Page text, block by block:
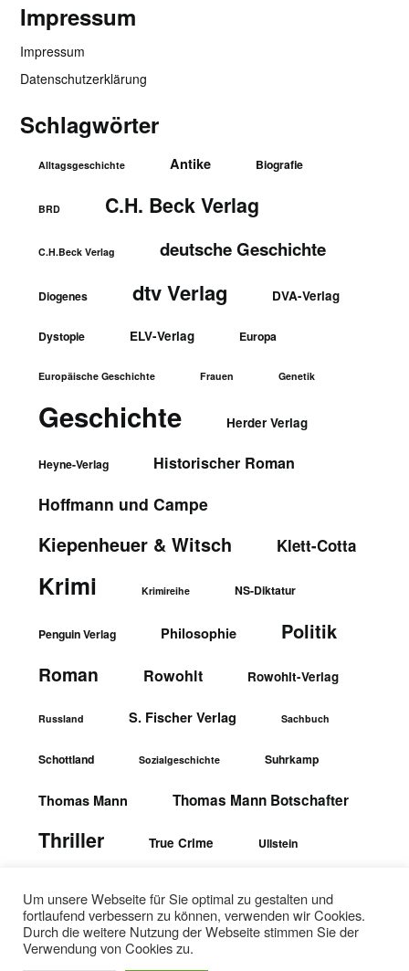
Impressum
Impressum
Datenschutzerklärung
Schlagwörter
Alltagsgeschichte Antike Biografie
BRD C.H. Beck Verlag
C.H.Beck Verlag deutsche Geschichte
Diogenes dtv Verlag DVA-Verlag
Dystopie ELV-Verlag Europa
Europäische Geschichte Frauen Genetik
Geschichte Herder Verlag
Heyne-Verlag Historischer Roman
Hoffmann und Campe
Kiepenheuer & Witsch Klett-Cotta
Krimi Krimireihe NS-Diktatur
Penguin Verlag Philosophie Politik
Roman Rowohlt Rowohlt-Verlag
Russland S. Fischer Verlag Sachbuch
Schottland Sozialgeschichte Suhrkamp
Thomas Mann Thomas Mann Botschafter
Thriller True Crime Ullstein
Um unsere Webseite für Sie optimal zu gestalten und
fortlaufend verbessern zu können, verwenden wir Cookies.
Durch die weitere Nutzung der Webseite stimmen Sie der
Verwendung von Cookies zu.